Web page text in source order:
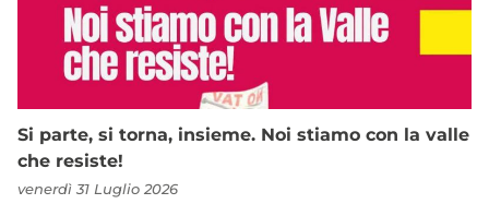
Si parte, si torna, insieme. Noi stiamo con la valle
che resiste!
venerdì 31 Luglio 2026